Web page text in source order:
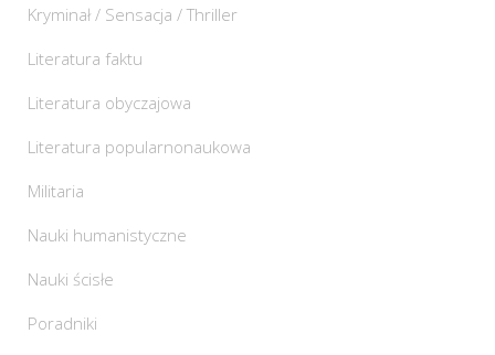
Kryminał / Sensacja / Thriller
Literatura faktu
Literatura obyczajowa
Literatura popularnonaukowa
Militaria
Nauki humanistyczne
Nauki ścisłe
Poradniki